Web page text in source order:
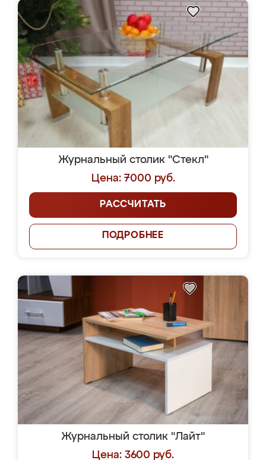
Журнальный столик "Стекл"
Цена: 7000 руб.
РАССЧИТАТЬ
ПОДРОБНЕЕ
Журнальный столик "Лайт"
Цена: 3600 руб.